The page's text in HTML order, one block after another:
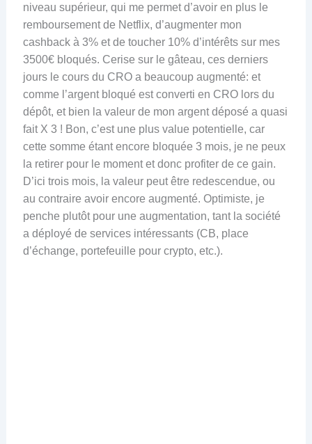
niveau supérieur, qui me permet d’avoir en plus le
remboursement de Netflix, d’augmenter mon
cashback à 3% et de toucher 10% d’intérêts sur mes
3500€ bloqués. Cerise sur le gâteau, ces derniers
jours le cours du CRO a beaucoup augmenté: et
comme l’argent bloqué est converti en CRO lors du
dépôt, et bien la valeur de mon argent déposé a quasi
fait X 3 ! Bon, c’est une plus value potentielle, car
cette somme étant encore bloquée 3 mois, je ne peux
la retirer pour le moment et donc profiter de ce gain.
D’ici trois mois, la valeur peut être redescendue, ou
au contraire avoir encore augmenté. Optimiste, je
penche plutôt pour une augmentation, tant la société
a déployé de services intéressants (CB, place
d’échange, portefeuille pour crypto, etc.).